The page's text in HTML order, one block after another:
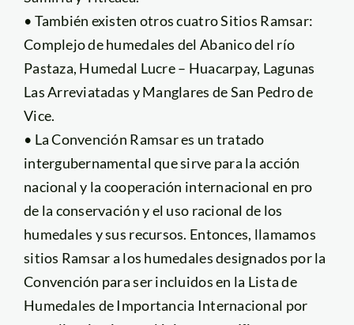
• También existen otros cuatro Sitios Ramsar:
Complejo de humedales del Abanico del río
Pastaza, Humedal Lucre – Huacarpay, Lagunas
Las Arreviatadas y Manglares de San Pedro de
Vice.
• La Convención Ramsar es un tratado
intergubernamental que sirve para la acción
nacional y la cooperación internacional en pro
de la conservación y el uso racional de los
humedales y sus recursos. Entonces, llamamos
sitios Ramsar a los humedales designados por la
Convención para ser incluidos en la Lista de
Humedales de Importancia Internacional por